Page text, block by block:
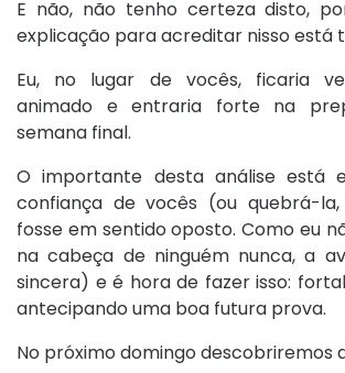
E não, não tenho certeza disto,
explicação para acreditar nisso está
Eu, no lugar de vocês, ficaria
animado e entraria forte na
semana final.
O importante desta análise está
confiança de vocês (ou quebrá-
fosse em sentido oposto. Como eu
na cabeça de ninguém nunca, a
sincera) e é hora de fazer isso:
antecipando uma boa futura prova.
No próximo domingo descobriremos